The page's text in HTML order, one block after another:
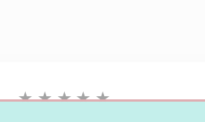
★★★★★